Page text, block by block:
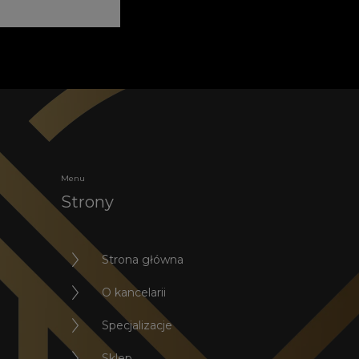
Menu
Strony
Strona główna
O kancelarii
Specjalizacje